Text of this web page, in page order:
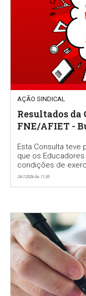
AÇÃO SINDICAL
Resultados
FNE/AFIET -
Esta Consulta teve
que os
condições de
24-7-2026 Às 11:35